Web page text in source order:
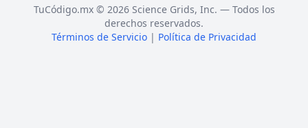
TuCódigo.mx © 2026 Science Grids, Inc. — Todos los
derechos reservados.
Términos de Servicio | Política de Privacidad